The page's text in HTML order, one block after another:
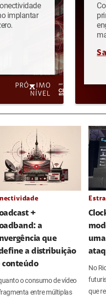
implantar
+
a
que
a distribuição
conteúdo
o consumo de vídeo
entre múltiplas
No
que